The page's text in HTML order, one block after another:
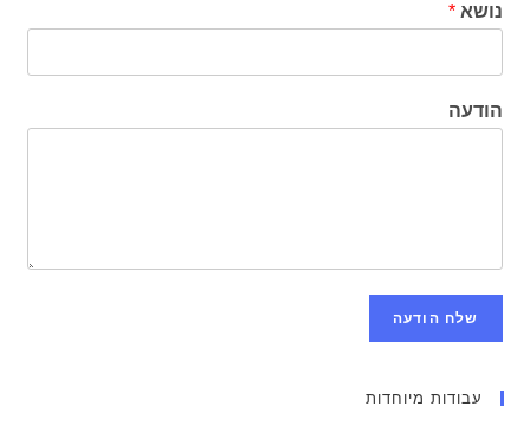
נושא*
הודעה
שלח הודעה
עבודות מיוחדות